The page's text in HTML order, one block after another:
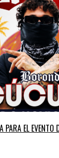
PARA EL EVENTO